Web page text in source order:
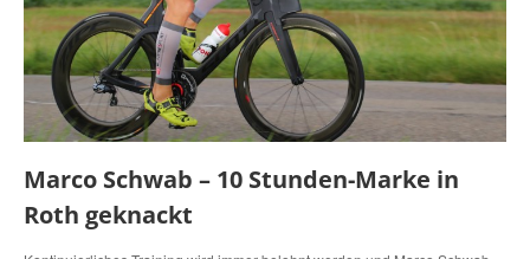
Marco Schwab – 10 Stunden-Marke in
Roth geknackt